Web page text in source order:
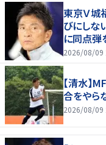
東京Ｖ城
びにしな
に同点弾
2026/08/09
【清水】
合をやら
2026/08/09